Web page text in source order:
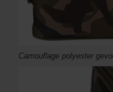
Camouflage polyester